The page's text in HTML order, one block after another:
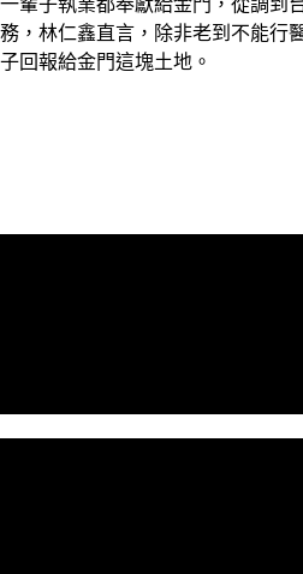
，林仁鑫直言，除非老到不能行
回報給金門這塊土地。